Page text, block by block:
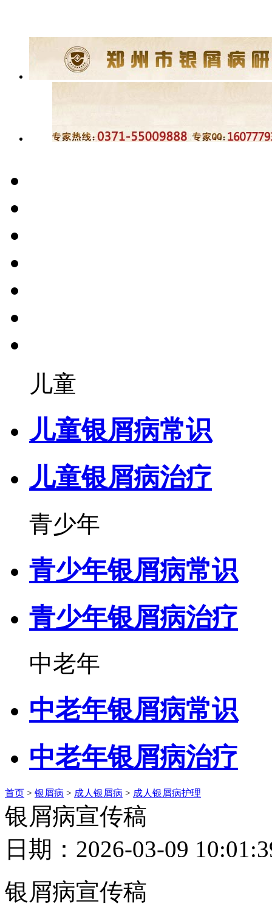
儿童
儿童银屑病常识
儿童银屑病治疗
青少年
青少年银屑病常识
青少年银屑病治疗
中老年
中老年银屑病常识
中老年银屑病治疗
首页 > 银屑病 > 成人银屑病 > 成人银屑病护理
银屑病宣传稿
日期：2026-03-09
银屑病宣传稿